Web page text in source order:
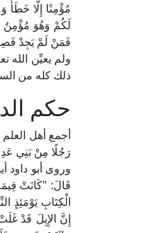
مُؤْمِنًا إِلَّا
لَكُمْ وَهُوَ مُؤْمِنٌ
فَمَنْ لَمْ يَجِدْ
ولم يعيِّن الله
ذلك كله من
حكم
أجمع أهل
رَجُلًا مِنْ بَنِي
وروى أبو
قَالَ: "كَانَتْ
الْكِتَابِ
إِنَّ الإِبِلَ قَدْ